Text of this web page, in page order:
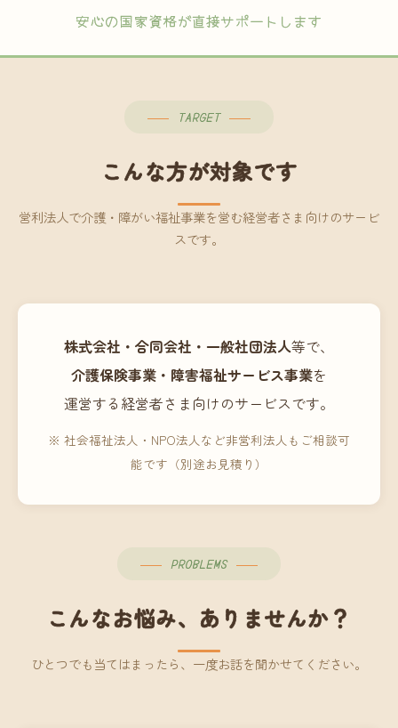
安心の国家資格が直接サポートします
TARGET
こんな方が対象です
営利法人で介護・障がい福祉事業を営む経営者さま向けのサービ
スです。
株式会社・合同会社・一般社団法人等で、
介護保険事業・障害福祉サービス事業を
運営する経営者さま向けのサービスです。
※ 社会福祉法人・NPO法人など非営利法人もご相談可
能です（別途お見積り）
PROBLEMS
こんなお悩み、ありませんか？
ひとつでも当てはまったら、一度お話を聞かせてください。